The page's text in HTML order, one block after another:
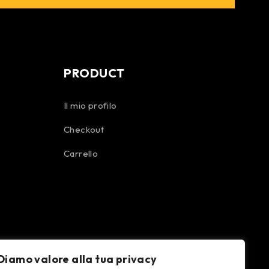
valore alla tua privacy
PRODUCT
Il mio profilo
Checkout
Carrello